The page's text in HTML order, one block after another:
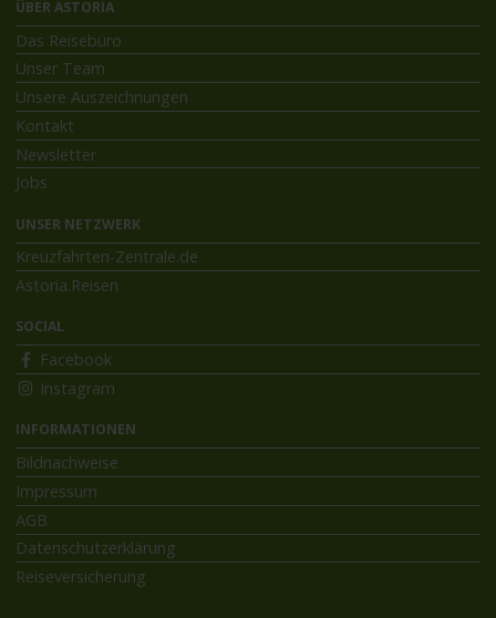
ÜBER ASTORIA
Das Reisebüro
Unser Team
Unsere Auszeichnungen
Kontakt
Newsletter
Jobs
UNSER NETZWERK
Kreuzfahrten-Zentrale.de
Astoria.Reisen
SOCIAL
Facebook
Instagram
INFORMATIONEN
Bildnachweise
Impressum
AGB
Datenschutzerklärung
Reiseversicherung